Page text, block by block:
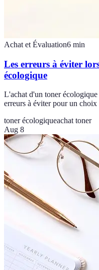
Achat et Évaluation6 min
Les erreurs à éviter
écologique
L'achat d'un toner
erreurs à éviter pour un
toner écologiqueachat toner
Aug 8